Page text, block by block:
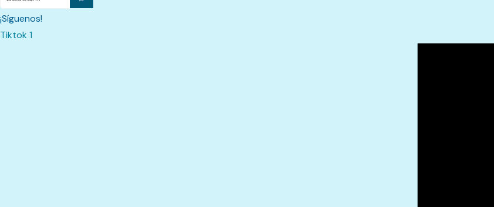
¡Síguenos!
Tiktok 1